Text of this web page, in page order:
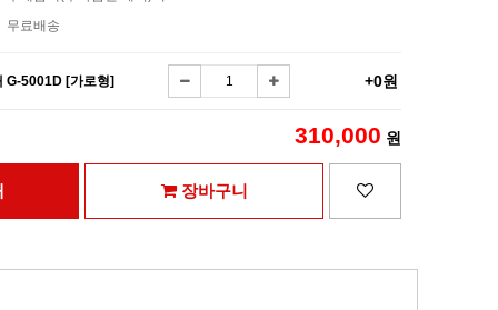
무료배송
G-5001D [가로형] +0원
310,000 원
장바구니